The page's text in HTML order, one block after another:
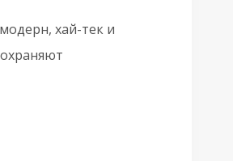
хай-тек и